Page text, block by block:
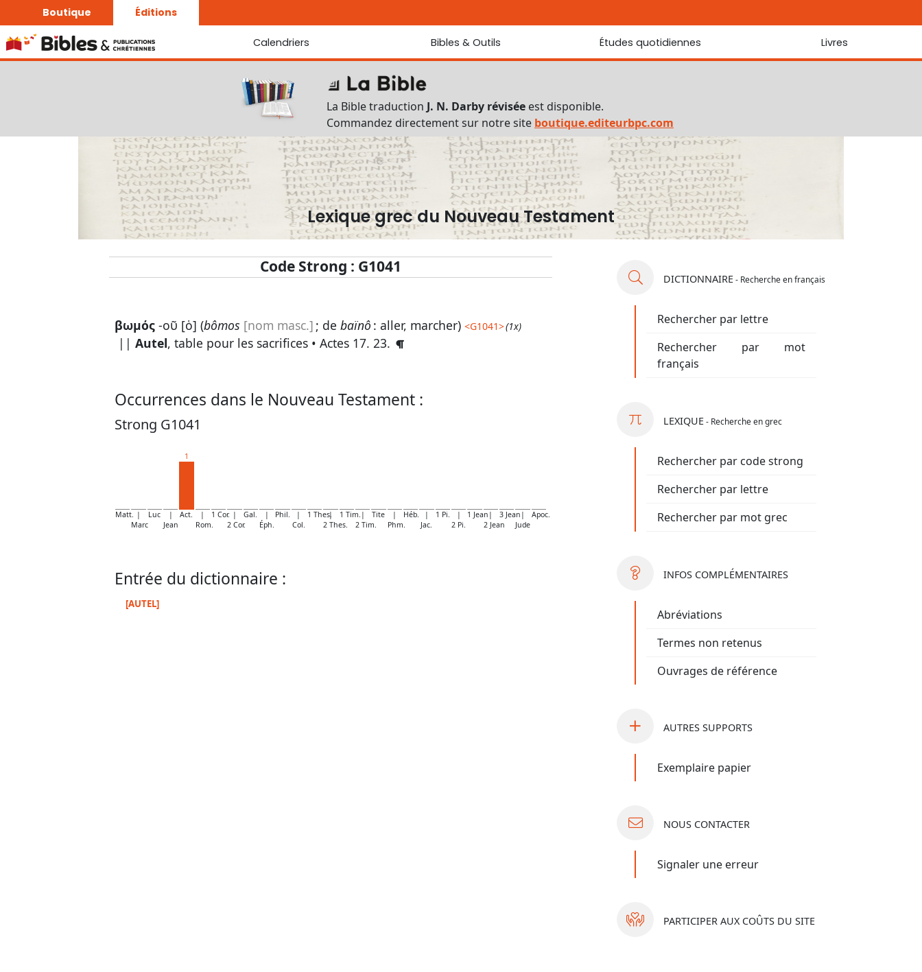
Boutique Éditions
Calendriers
La Bonne Semence
Le Seigneur est proche
Bibles & Outils
Bibles
Traduction J. N. Darby révisée
Traduction J. N. Darby
Ancien Testament interlinéaire
Nouveau Testament interlinéaire
Outils
Dictionnaire français du Nouveau Testament
Lexique grec du Nouveau Testament
Questionnaire de connaissances du Nouveau Testament
Téléchargements
Études quotidiennes Livres
La Bible traduction J. N. Darby révisée est disponible.
Commandez directement sur notre site boutique.editeurbpc.com
Lexique grec du Nouveau Testament
Code Strong : G1041
βωμός -οῦ [ὁ] (bômos [nom masc.] ; de baïnô : aller, marcher) <G1041>(1x)
|| Autel, table pour les sacrifices • Actes 17. 23.
Occurrences dans le Nouveau Testament :
Strong G1041
Matt. |
Marc
Luc
|
Jean
1
Act.
|
Rom.
1 Cor. |
2 Cor.
Gal.
|
Éph.
Phil.
|
Col.
1 Thes.
|
2 Thes.
1 Tim. |
2 Tim.
Tite
|
Phm.
Héb.
|
Jac.
1 Pi.
|
2 Pi.
1 Jean |
2 Jean
3 Jean |
Jude
Apoc.
Entrée du dictionnaire :
[AUTEL]
DICTIONNAIRE- Recherche en français
Rechercher par lettre
Rechercher par mot
français
LEXIQUE- Recherche en grec
Rechercher par code strong
Rechercher par lettre
Rechercher par mot grec
INFOS COMPLÉMENTAIRES
Abréviations
Termes non retenus
Ouvrages de référence
AUTRES SUPPORTS
Exemplaire papier
NOUS CONTACTER
Signaler une erreur
PARTICIPER AUX COÛTS DU SITE